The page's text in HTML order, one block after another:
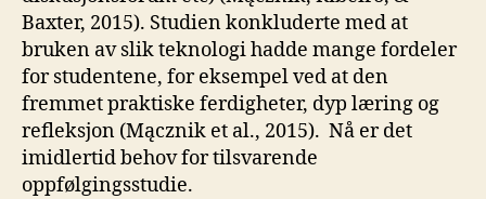
Baxter, 2015). Studien konkluderte med at
bruken av slik teknologi hadde mange fordeler
for studentene, for eksempel ved at den
fremmet praktiske ferdigheter, dyp læring og
refleksjon (Mącznik et al., 2015). Nå er det
imidlertid behov for tilsvarende
oppfølgingsstudie.